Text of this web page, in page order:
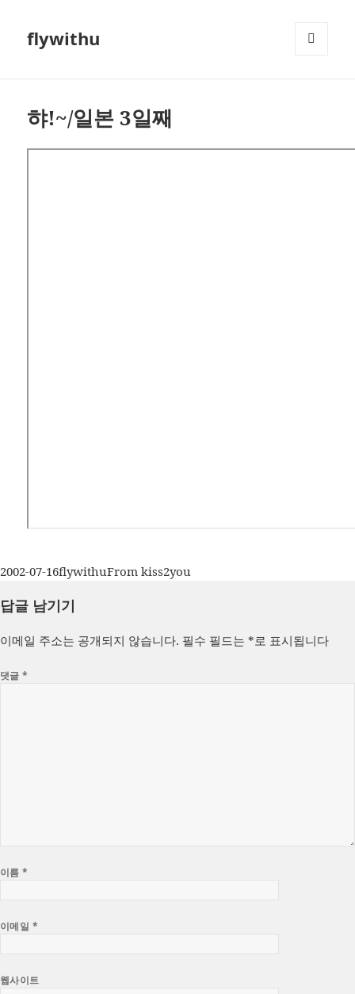
flywithu
햐!~/일본 3일째
작
일
2002-07-16글
이
flywithu카
From kiss2you
답글 남기기
이메일 주소는 공개되지 않습니다. 필수 필드는 *로 표시됩니다
댓글*
이름*
이메일 *
웹사이트